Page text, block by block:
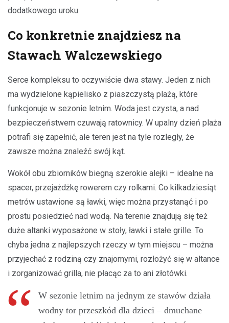
dodatkowego uroku.
Co konkretnie znajdziesz na
Stawach Walczewskiego
Serce kompleksu to oczywiście dwa stawy. Jeden z nich
ma wydzielone kąpielisko z piaszczystą plażą, które
funkcjonuje w sezonie letnim. Woda jest czysta, a nad
bezpieczeństwem czuwają ratownicy. W upalny dzień plaża
potrafi się zapełnić, ale teren jest na tyle rozległy, że
zawsze można znaleźć swój kąt.
Wokół obu zbiorników biegną szerokie alejki – idealne na
spacer, przejażdżkę rowerem czy rolkami. Co kilkadziesiąt
metrów ustawione są ławki, więc można przystanąć i po
prostu posiedzieć nad wodą. Na terenie znajdują się też
duże altanki wyposażone w stoły, ławki i stałe grille. To
chyba jedna z najlepszych rzeczy w tym miejscu – można
przyjechać z rodziną czy znajomymi, rozłożyć się w altance
i zorganizować grilla, nie płacąc za to ani złotówki.
W sezonie letnim na jednym ze stawów działa
wodny tor przeszkód dla dzieci – dmuchane